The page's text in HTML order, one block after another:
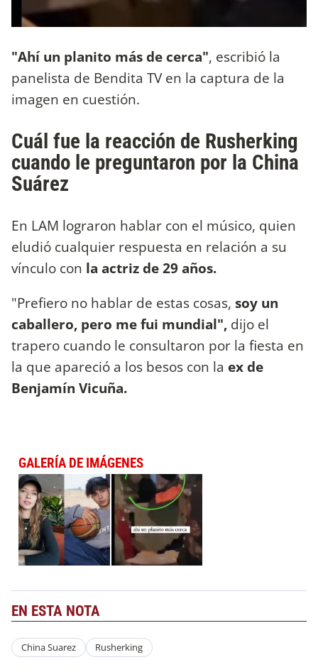
"Ahí un planito más de cerca", escribió la
panelista de Bendita TV en la captura de la
imagen en cuestión.
Cuál fue la reacción de Rusherking
cuando le preguntaron por la China
Suárez
En LAM lograron hablar con el músico, quien
eludió cualquier respuesta en relación a su
vínculo con la actriz de 29 años.
"Prefiero no hablar de estas cosas, soy un
caballero, pero me fui mundial", dijo el
trapero cuando le consultaron por la fiesta en
la que apareció a los besos con la ex de
Benjamín Vicuña.
GALERÍA DE IMÁGENES
EN ESTA NOTA
China Suarez Rusherking